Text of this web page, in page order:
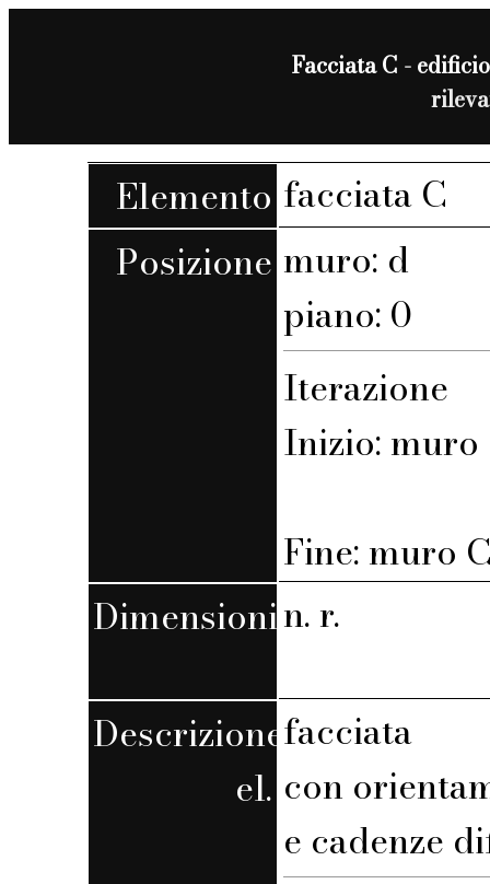
Facciata C -
Elemento facciata C
Posizione muro: d
piano: 0
Iterazione
Inizio: muro
Fine: muro
Dimensionin. r.
Descrizione
el.
facciata
con
e cadenze